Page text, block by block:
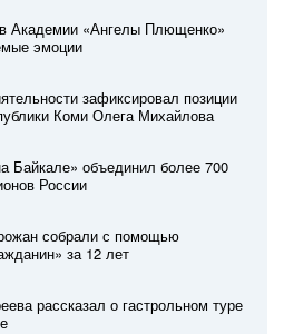
Академии «Ангелы Плющенко»
эмоции
зафиксировал позиции
Коми Олега Михайлова
Байкале» объединил более 700
России
собрали с помощью
за 12 лет
рассказал о гастрольном туре